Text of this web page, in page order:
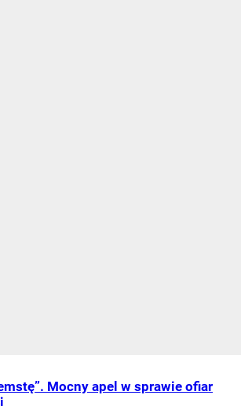
Mocny apel w sprawie ofiar